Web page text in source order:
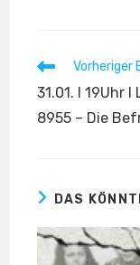
Weitere
ansehen
Vorheriger
31.01. I 19Uhr
8955 – Die
DAS